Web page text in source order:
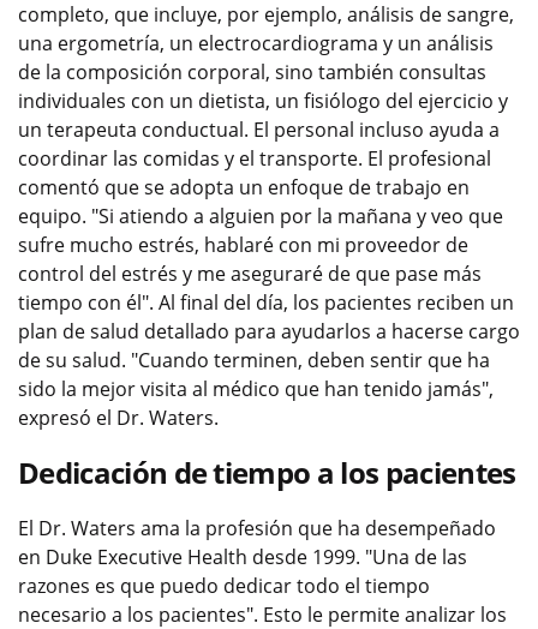
completo, que incluye, por ejemplo, análisis de sangre,
una ergometría, un electrocardiograma y un análisis
de la composición corporal, sino también consultas
individuales con un dietista, un fisiólogo del ejercicio y
un terapeuta conductual. El personal incluso ayuda a
coordinar las comidas y el transporte. El profesional
comentó que se adopta un enfoque de trabajo en
equipo. "Si atiendo a alguien por la mañana y veo que
sufre mucho estrés, hablaré con mi proveedor de
control del estrés y me aseguraré de que pase más
tiempo con él". Al final del día, los pacientes reciben un
plan de salud detallado para ayudarlos a hacerse cargo
de su salud. "Cuando terminen, deben sentir que ha
sido la mejor visita al médico que han tenido jamás",
expresó el Dr. Waters.
Dedicación de tiempo a los pacientes
El Dr. Waters ama la profesión que ha desempeñado
en Duke Executive Health desde 1999. "Una de las
razones es que puedo dedicar todo el tiempo
necesario a los pacientes". Esto le permite analizar los